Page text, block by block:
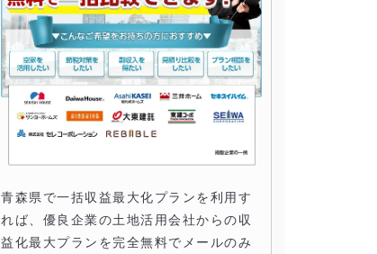
青森県で一括収益最大化プランを利用す
れば、優良企業の土地活用会社からの収
益化最大プランを完全無料でメールのみ